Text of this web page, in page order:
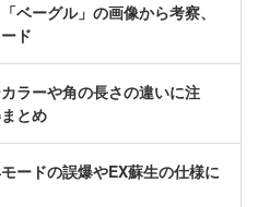
ベーグル」の画像から考察、
ド
ラーや角の長さの違いに注
とめ
ードの誤爆やEX蘇生の仕様に